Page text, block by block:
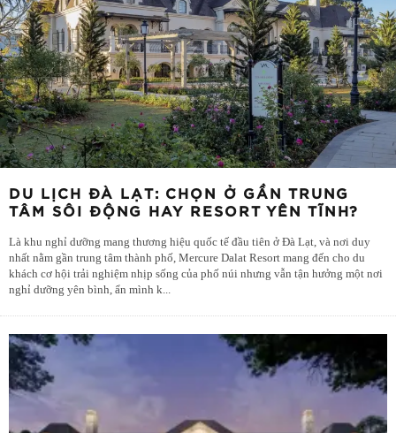
DU LỊCH ĐÀ LẠT: CHỌN Ở GẦN TRUNG
TÂM SÔI ĐỘNG HAY RESORT YÊN TĨNH?
Là khu nghỉ dưỡng mang thương hiệu quốc tế đầu tiên ở Đà Lạt, và nơi duy
nhất nằm gần trung tâm thành phố, Mercure Dalat Resort mang đến cho du
khách cơ hội trải nghiệm nhịp sống của phố núi nhưng vẫn tận hưởng một nơi
nghỉ dưỡng yên bình, ẩn mình k...